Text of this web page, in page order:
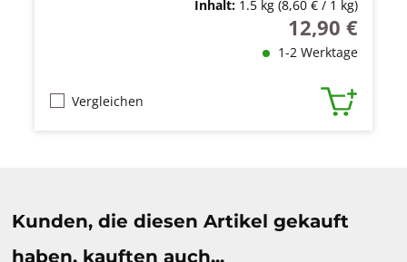
Inhalt: 1.5 kg (8,60 € / 1 kg)
Regulärer Preis:
12,90 €
1-2 Werktage
Vergleichen
Kunden, die diesen Artikel gekauft
haben, kauften auch...